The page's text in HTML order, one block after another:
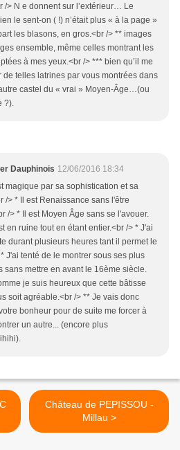
/> N e donnent sur l’extérieur… Le
le sent-on ( !) n’était plus « à la page »
les blasons, en gros.<br /> ** images
ensemble, même celles montrant les
à mes yeux.<br /> *** bien qu’il me
de telles latrines par vous montrées dans
castel du « vrai » Moyen-Âge…(ou
?).
Dauphinois 12/06/2016 18:34
magique par sa sophistication et sa
/> * Il est Renaissance sans l'être
/> * Il est Moyen Âge sans se l'avouer.
en ruine tout en étant entier.<br /> * J'ai
durant plusieurs heures tant il permet le
J'ai tenté de le montrer sous ses plus
sans mettre en avant le 16ème siècle.
je suis heureux que cette bâtisse
soit agréable.<br /> ** Je vais donc
bonheur pour de suite me forcer à
un autre... (encore plus
Château de PEPISSOU -
Millau >